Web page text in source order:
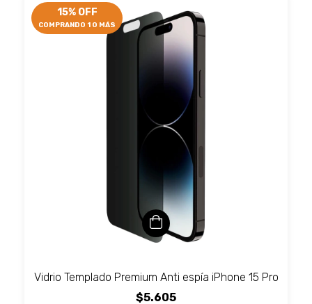
15% OFF
COMPRANDO 1 O MÁS
Vidrio Templado Premium Anti espía iPhone 15 Pro
$5.605